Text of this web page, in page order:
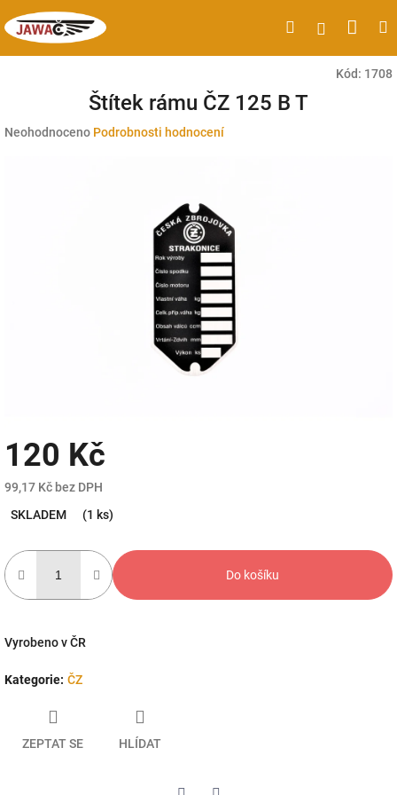
na
obsah
HledatPřihlášení
Kód: 1708
Štítek rámu ČZ 125 B T
Průměrné
Neohodnoceno Podrobnosti hodnocení
120 Kč
99,17 Kč bez DPH
cena:
SKLADEM (1 ks)
Do košíku
Vyrobeno v ČR
Kategorie: ČZ
ZEPTAT SE HLÍDAT